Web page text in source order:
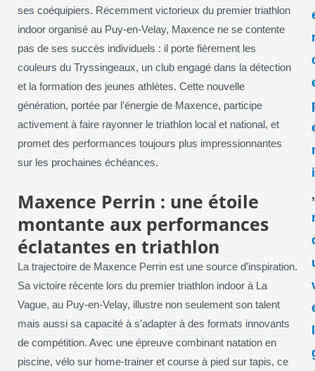
ses coéquipiers. Récemment victorieux du premier triathlon
indoor organisé au Puy-en-Velay, Maxence ne se contente
pas de ses succès individuels : il porte fièrement les
couleurs du Tryssingeaux, un club engagé dans la détection
et la formation des jeunes athlètes. Cette nouvelle
génération, portée par l’énergie de Maxence, participe
activement à faire rayonner le triathlon local et national, et
promet des performances toujours plus impressionnantes
sur les prochaines échéances.
Maxence Perrin : une étoile
montante aux performances
éclatantes en triathlon
La trajectoire de Maxence Perrin est une source d’inspiration.
Sa victoire récente lors du premier triathlon indoor à La
Vague, au Puy-en-Velay, illustre non seulement son talent
mais aussi sa capacité à s’adapter à des formats innovants
de compétition. Avec une épreuve combinant natation en
piscine, vélo sur home-trainer et course à pied sur tapis, ce
,